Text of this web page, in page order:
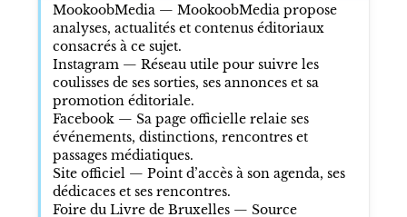
MookoobMedia— MookoobMedia propose
analyses, actualités et contenus éditoriaux
consacrés à ce sujet.
Instagram — Réseau utile pour suivre les
coulisses de ses sorties, ses annonces et sa
promotion éditoriale.
Facebook — Sa page officielle relaie ses
événements, distinctions, rencontres et
passages médiatiques.
Site officiel — Point d’accès à son agenda, ses
dédicaces et ses rencontres.
Foire du Livre de Bruxelles — Source